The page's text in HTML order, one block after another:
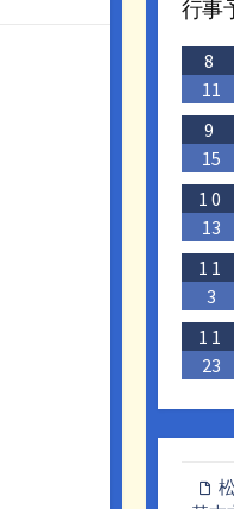
行事
8
11
9
15
10
13
11
3
11
23